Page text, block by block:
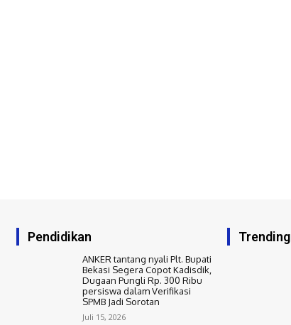
Pendidikan
ANKER tantang nyali Plt. Bupati
Bekasi Segera Copot Kadisdik,
Dugaan Pungli Rp. 300 Ribu
persiswa dalam Verifikasi
SPMB Jadi Sorotan
Juli 15, 2026
Trending